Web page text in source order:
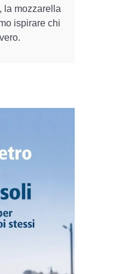
la mozzarella
ispirare chi